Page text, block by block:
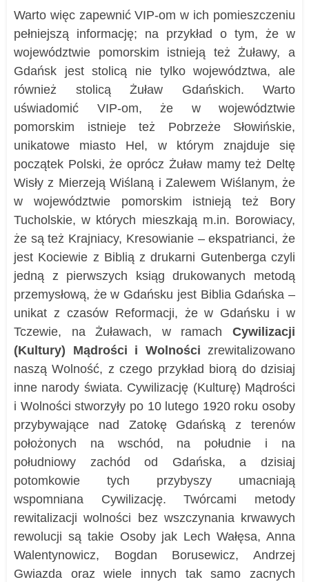
Warto więc zapewnić VIP-om w ich pomieszczeniu
pełniejszą informację; na przykład o tym, że w
województwie pomorskim istnieją też Żuławy, a
Gdańsk jest stolicą nie tylko województwa, ale
również stolicą Żuław Gdańskich. Warto
uświadomić VIP-om, że w województwie
pomorskim istnieje też Pobrzeże Słowińskie,
unikatowe miasto Hel, w którym znajduje się
początek Polski, że oprócz Żuław mamy też Deltę
Wisły z Mierzeją Wiślaną i Zalewem Wiślanym, że
w województwie pomorskim istnieją też Bory
Tucholskie, w których mieszkają m.in. Borowiacy,
że są też Krajniacy, Kresowianie – ekspatrianci, że
jest Kociewie z Biblią z drukarni Gutenberga czyli
jedną z pierwszych ksiąg drukowanych metodą
przemysłową, że w Gdańsku jest Biblia Gdańska –
unikat z czasów Reformacji, że w Gdańsku i w
Tczewie, na Żuławach, w ramach Cywilizacji
(Kultury) Mądrości i Wolności zrewitalizowano
naszą Wolność, z czego przykład biorą do dzisiaj
inne narody świata. Cywilizację (Kulturę) Mądrości
i Wolności stworzyły po 10 lutego 1920 roku osoby
przybywające nad Zatokę Gdańską z terenów
położonych na wschód, na południe i na
południowy zachód od Gdańska, a dzisiaj
potomkowie tych przybyszy umacniają
wspomniana Cywilizację. Twórcami metody
rewitalizacji wolności bez wszczynania krwawych
rewolucji są takie Osoby jak Lech Wałęsa, Anna
Walentynowicz, Bogdan Borusewicz, Andrzej
Gwiazda oraz wiele innych tak samo zacnych